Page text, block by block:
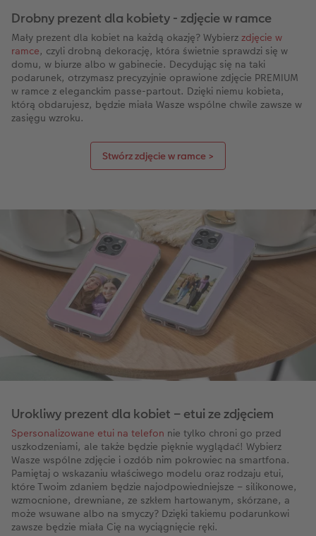
Drobny prezent dla kobiety - zdjęcie w ramce
Mały prezent dla kobiet na każdą okazję? Wybierz zdjęcie w
ramce, czyli drobną dekorację, która świetnie sprawdzi się w
domu, w biurze albo w gabinecie. Decydując się na taki
podarunek, otrzymasz precyzyjnie oprawione zdjęcie PREMIUM
w ramce z eleganckim passe-partout. Dzięki niemu kobieta,
którą obdarujesz, będzie miała Wasze wspólne chwile zawsze w
zasięgu wzroku.
Stwórz zdjęcie w ramce >
Urokliwy prezent dla kobiet – etui ze zdjęciem
Spersonalizowane etui na telefon nie tylko chroni go przed
uszkodzeniami, ale także będzie pięknie wyglądać! Wybierz
Wasze wspólne zdjęcie i ozdób nim pokrowiec na smartfona.
Pamiętaj o wskazaniu właściwego modelu oraz rodzaju etui,
które Twoim zdaniem będzie najodpowiedniejsze – silikonowe,
wzmocnione, drewniane, ze szkłem hartowanym, skórzane, a
może wsuwane albo na smyczy? Dzięki takiemu podarunkowi
zawsze będzie miała Cię na wyciągnięcie ręki.